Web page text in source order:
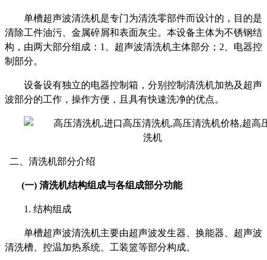
单槽超声波清洗机是专门为清洗零部件而设计的，目的是
清除工件油污、金属碎屑和表面灰尘。本设备主体为不锈钢结
构，由两大部分组成： 1 、超声波清洗机主体部分； 2 、电器控
制部分。
设备设有独立的电器控制箱，分别控制清洗机加热及超声
波部分的工作，操作方便，
且具有快速洗净的优点。
二、清洗机部分介绍
(一) 清洗机结构组成与各组成部分功能
1. 结构组成
单槽超声波清洗机主要由超声波发生器、换能器、超声波
清洗槽、控温加热系统、工装篮等部分构成。